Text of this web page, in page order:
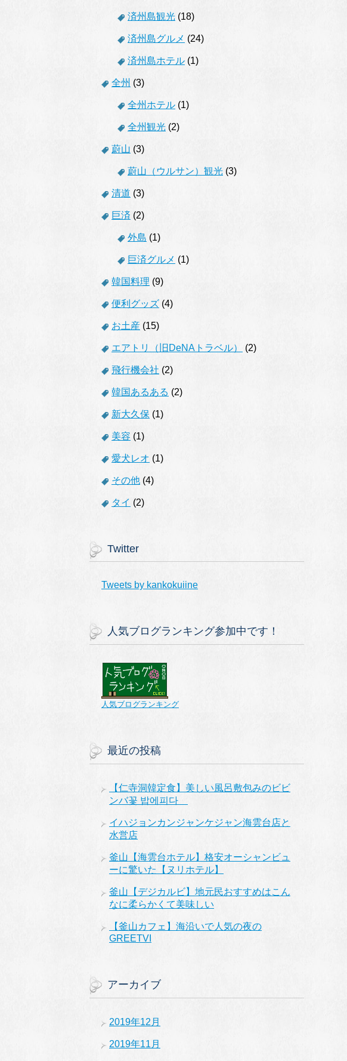
済州島観光 (18)
済州島グルメ (24)
済州島ホテル (1)
全州 (3)
全州ホテル (1)
全州観光 (2)
蔚山 (3)
蔚山（ウルサン）観光 (3)
清道 (3)
巨済 (2)
外島 (1)
巨済グルメ (1)
韓国料理 (9)
便利グッズ (4)
お土産 (15)
エアトリ（旧DeNAトラベル） (2)
飛行機会社 (2)
韓国あるある (2)
新大久保 (1)
美容 (1)
愛犬レオ (1)
その他 (4)
タイ (2)
Twitter
Tweets by kankokuiine
人気ブログランキング参加中です！
人気ブログランキング
最近の投稿
【仁寺洞韓定食】美しい風呂敷包みのビビ
ンバ꽃 밥에피다
イハジョンカンジャンケジャン海雲台店と
水営店
釜山【海雲台ホテル】格安オーシャンビュ
ーに驚いた【ヌリホテル】
釜山【デジカルビ】地元民おすすめはこん
なに柔らかくて美味しい
【釜山カフェ】海沿いで人気の夜の
GREETVI
アーカイブ
2019年12月
2019年11月